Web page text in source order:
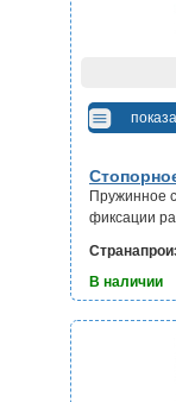
Пружинное
фиксации
В наличии